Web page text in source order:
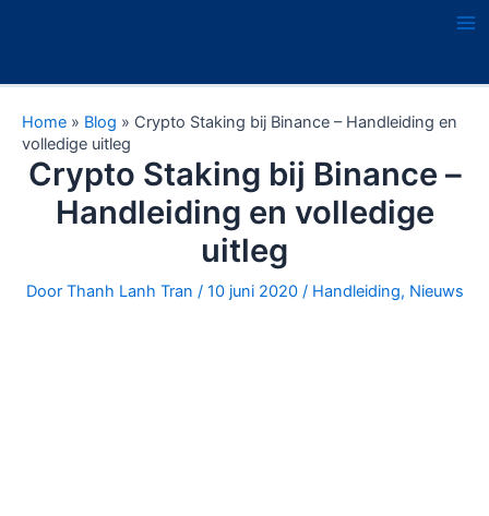
inhoud
Home » Blog » Crypto Staking bij Binance – Handleiding en
volledige uitleg
Crypto Staking bij Binance –
Handleiding en volledige
uitleg
Door Thanh Lanh Tran / 10 juni 2020 / Handleiding, Nieuws